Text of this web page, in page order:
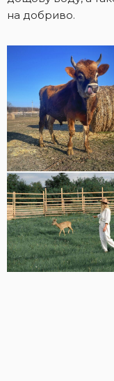
на добриво.